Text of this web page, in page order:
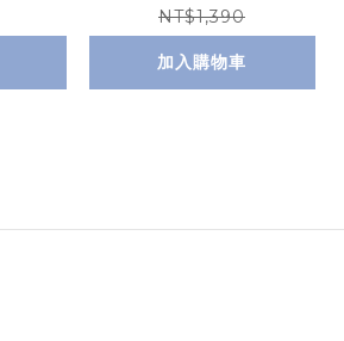
NT$1,390
加入購物車